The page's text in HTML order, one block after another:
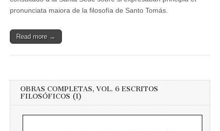
pronunciata maiora de la filosofía de Santo Tomás.
Read more →
OBRAS COMPLETAS, VOL. 6 ESCRITOS
FILOSÓFICOS (I)